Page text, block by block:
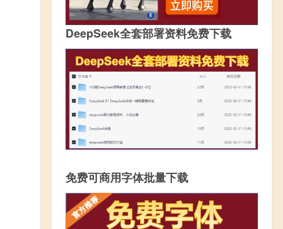
DeepSeek全套部署资料免费下载
免费可商用字体批量下载